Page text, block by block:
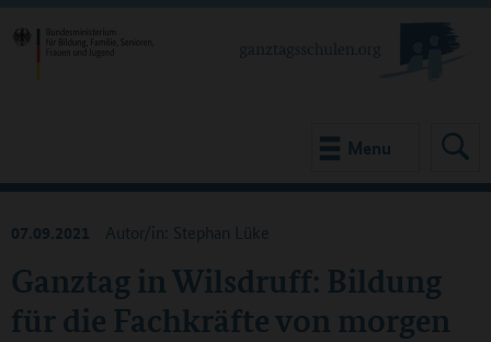
Menu
Ganztag in Wilsdruff: Bildung
für die Fachkräfte von morgen
07.09.2021 Autor/in: Stephan Lüke